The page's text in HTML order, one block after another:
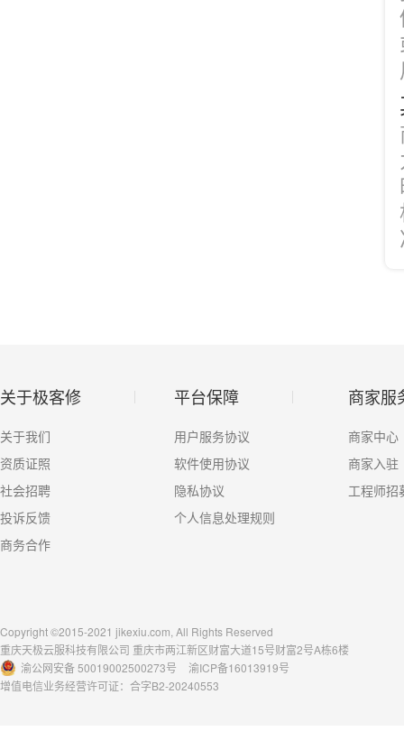
关于极客修
关于我们
资质证照
社会招聘
投诉反馈
商务合作
平台保障
用户服务协议
软件使用协议
隐私协议
个人信息处理规则
商家服
商家中心
商家入驻
工程师招
Copyright ©2015-2021 jikexiu.com, All Rights Reserved
重庆天极云服科技有限公司 重庆市两江新区财富大道15号财富2号A栋6楼
渝公网安备 50019002500273号
渝ICP备16013919号
增值电信业务经营许可证：合字B2-20240553